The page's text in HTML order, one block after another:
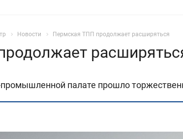
Новости Пермская ТПП продолжает расширяться
палате прошло